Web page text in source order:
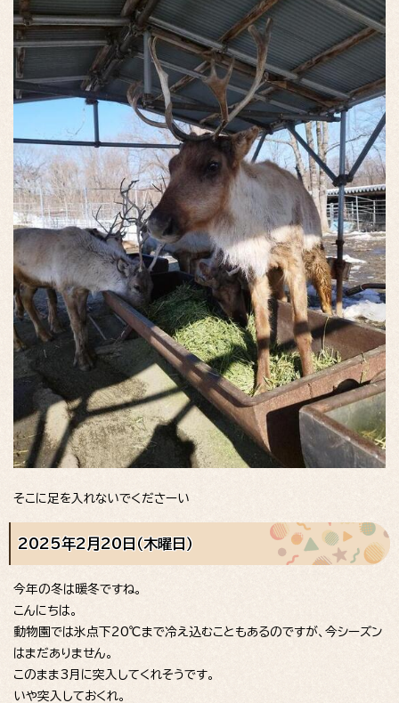
そこに足を入れないでくださーい
2025年2月20日（木曜日）
今年の冬は暖冬ですね。
こんにちは。
動物園では氷点下20℃まで冷え込むこともあるのですが、今シーズン
はまだありません。
このまま3月に突入してくれそうです。
いや突入しておくれ。